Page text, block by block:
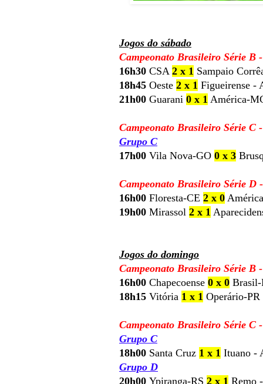
Jogos do sábado
Campeonato Brasileiro Série B -
16h30 CSA 2 x 1 Sampaio
18h45 Oeste 2 x 1 Figueirense -
21h00 Guarani 0 x 1 América-
Campeonato Brasileiro Série C -
Grupo C
17h00 Vila Nova-GO 0 x 3
Campeonato Brasileiro Série D
16h00 Floresta-CE 2 x 0
19h00 Mirassol 2 x 1
Jogos do domingo
Campeonato Brasileiro Série B -
16h00 Chapecoense 0 x 0 Brasil-
18h15 Vitória 1 x 1 Operário-
Campeonato Brasileiro Série C -
Grupo C
18h00 Santa Cruz 1 x 1 Ituano -
Grupo D
20h00 Ypiranga-RS 2 x 1 Remo